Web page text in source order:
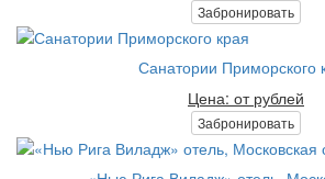
Забронировать
Санатории Приморского
Цена: от рублей
Забронировать